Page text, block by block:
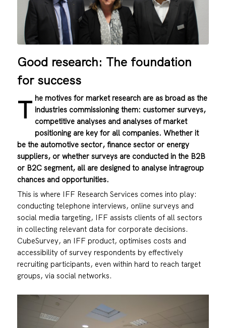
Good research: The foundation
for success
T he motives for market research are as broad as the
industries commissioning them: customer surveys,
competitive analyses and analyses of market
positioning are key for all companies. Whether it
be the automotive sector, finance sector or energy
suppliers, or whether surveys are conducted in the B2B
or B2C segment, all are designed to analyse intragroup
chances and opportunities.
This is where IFF Research Services comes into play:
conducting telephone interviews, online surveys and
social media targeting, IFF assists clients of all sectors
in collecting relevant data for corporate decisions.
CubeSurvey, an IFF product, optimises costs and
accessibility of survey respondents by effectively
recruiting participants, even within hard to reach target
groups, via social networks.